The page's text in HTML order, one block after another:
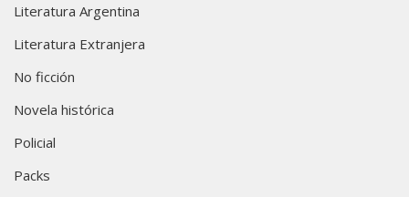
Literatura Argentina
Literatura Extranjera
No ficción
Novela histórica
Policial
Packs